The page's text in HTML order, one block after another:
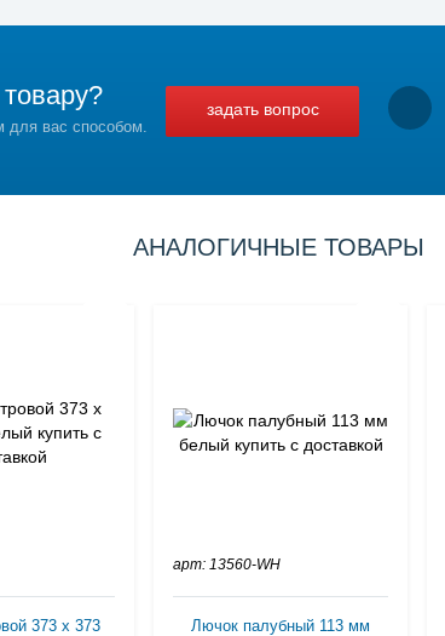
для вас способом.
задать вопрос
АНАЛОГИЧНЫЕ ТОВАРЫ
373 х 373
арт: 13560-WH
Лючок палубный 113 мм